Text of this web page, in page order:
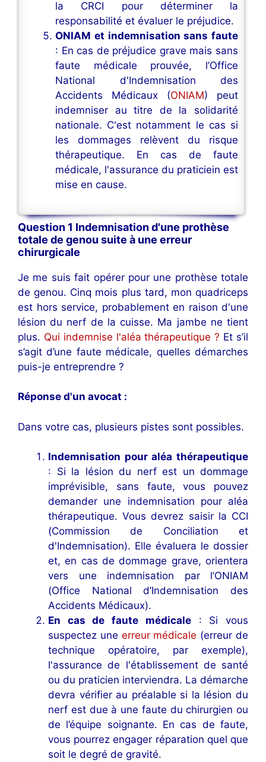
la CRCI pour déterminer la
responsabilité et évaluer le préjudice.
ONIAM et indemnisation sans faute
: En cas de préjudice grave mais sans
faute médicale prouvée, l’Office
National d'Indemnisation des
Accidents Médicaux (ONIAM) peut
indemniser au titre de la solidarité
nationale. C'est notamment le cas si
les dommages relèvent du risque
thérapeutique. En cas de faute
médicale, l'assurance du praticiein est
mise en cause.
Question 1 Indemnisation d'une prothèse
totale de genou suite à une erreur
chirurgicale
Je me suis fait opérer pour une prothèse totale
de genou. Cinq mois plus tard, mon quadriceps
est hors service, probablement en raison d'une
lésion du nerf de la cuisse. Ma jambe ne tient
plus. Qui indemnise l'aléa thérapeutique ? Et s’il
s’agit d’une faute médicale, quelles démarches
puis-je entreprendre ?
Réponse d'un avocat :
Dans votre cas, plusieurs pistes sont possibles.
Indemnisation pour aléa thérapeutique
: Si la lésion du nerf est un dommage
imprévisible, sans faute, vous pouvez
demander une indemnisation pour aléa
thérapeutique. Vous devrez saisir la CCI
(Commission de Conciliation et
d'Indemnisation). Elle évaluera le dossier
et, en cas de dommage grave, orientera
vers une indemnisation par l’ONIAM
(Office National d’Indemnisation des
Accidents Médicaux).
En cas de faute médicale: Si vous
suspectez une erreur médicale (erreur de
technique opératoire, par exemple),
l'assurance de l'établissement de santé
ou du praticien interviendra. La démarche
devra vérifier au préalable si la lésion du
nerf est due à une faute du chirurgien ou
de l’équipe soignante. En cas de faute,
vous pourrez engager réparation quel que
soit le degré de gravité.